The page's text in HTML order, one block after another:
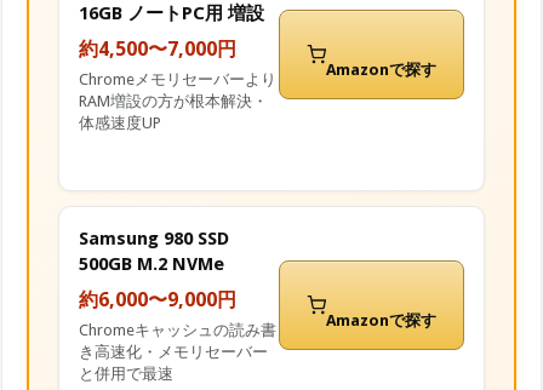
16GB ノートPC用 増設
約4,500〜7,000円
Chromeメモリセーバーより
RAM増設の方が根本解決・
体感速度UP
Amazonで探す
Samsung 980 SSD
500GB M.2 NVMe
約6,000〜9,000円
Chromeキャッシュの読み書
き高速化・メモリセーバー
と併用で最速
Amazonで探す